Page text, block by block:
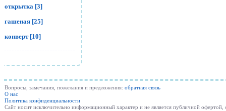
открытка [3]
гашеная [25]
конверт [10]
Вопросы, замечания, пожелания и предложения: обратная связь
О нас
Политика конфиденциальности
Cайт носит исключительно информационный характер и не является публичной